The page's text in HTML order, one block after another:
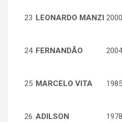
23 LEONARDO MANZI 2000
24 FERNANDÃO
25 MARCELO VITA
26 ADILSON